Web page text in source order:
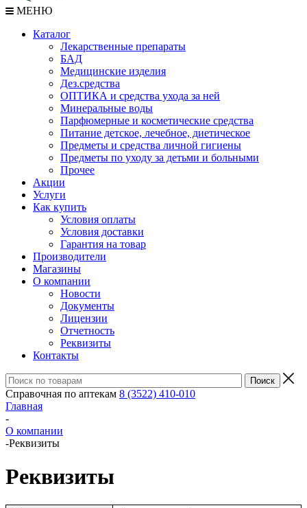
МЕНЮ
Каталог
Лекарственные препараты
БАД
Медицинские изделия
Дез.средства
ОПТИКА и средства ухода за ней
Минеральные воды
Парфюмерные и косметические средства
Питание детское, лечебное, диетическое
Предметы и средства личной гигиены
Предметы по уходу за детьми и больными
Прочее
Акции
Услуги
Как купить
Условия оплаты
Условия доставки
Гарантия на товар
Производители
Магазины
О компании
Новости
Документы
Лицензии
Отчетность
Реквизиты
Контакты
Справочная по аптекам 8 (3522) 410-010
Главная
-
О компании
-Реквизиты
Реквизиты